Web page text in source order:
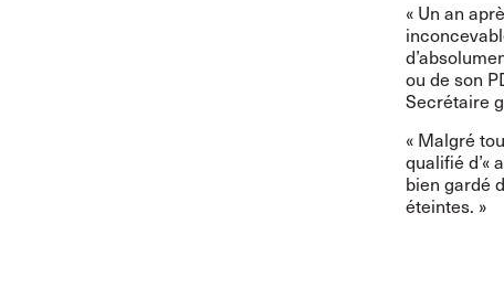
« Un an
ou de son
Secrétaire
« Malgré
qualifié d’«
bien gardé
éteintes. »